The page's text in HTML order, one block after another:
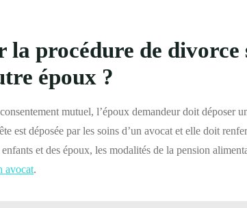
la procédure de divorce
époux ?
mutuel, l’époux demandeur doit déposer
est déposée par les soins d’un avocat et elle doit
et des époux, les modalités de la pension
avocat.